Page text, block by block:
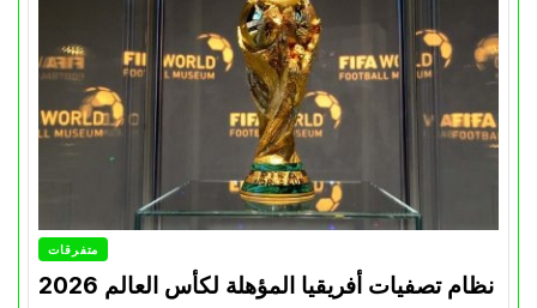
متفرقات
نظام تصفيات أفريقيا المؤهلة لكأس العالم 2026